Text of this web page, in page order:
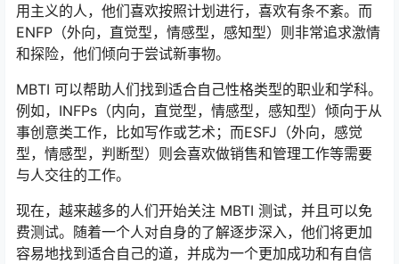
用主义的人，他们喜欢按照计划进行，喜欢有条不紊。而
ENFP（外向，直觉型，情感型，感知型）则非常追求激情
和探险，他们倾向于尝试新事物。
MBTI 可以帮助人们找到适合自己性格类型的职业和学科。
例如，INFPs（内向，直觉型，情感型，感知型）倾向于从
事创意类工作，比如写作或艺术；而ESFJ（外向，感觉
型，情感型，判断型）则会喜欢做销售和管理工作等需要
与人交往的工作。
现在，越来越多的人们开始关注 MBTI 测试，并且可以免
费测试。随着一个人对自身的了解逐步深入，他们将更加
容易地找到适合自己的道，并成为一个更加成功和有自信